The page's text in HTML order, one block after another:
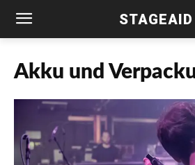
STAGEAID
Akku und